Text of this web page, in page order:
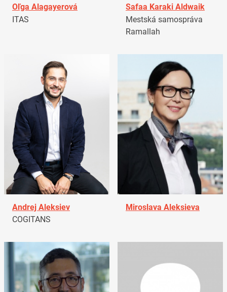
Oľga Alagayerová
ITAS
Safaa Karaki Aldwaik
Mestská samospráva
Ramallah
Andrej Aleksiev
COGITANS
Miroslava Aleksieva